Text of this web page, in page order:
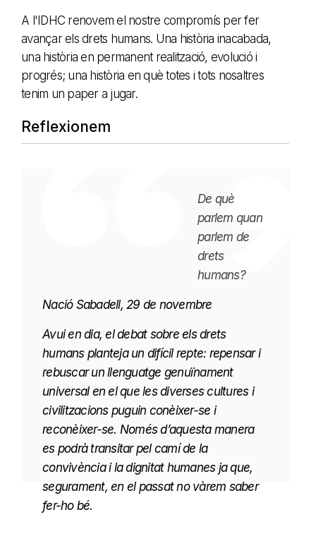
A l'IDHC renovem el nostre compromís per fer
avançar els drets humans. Una història inacabada,
una història en permanent realització, evolució i
progrés; una història en què totes i tots nosaltres
tenim un paper a jugar.
Reflexionem
De què
parlem quan
parlem de
drets
humans?
Nació Sabadell, 29 de novembre
Avui en dia, el debat sobre els drets
humans planteja un difícil repte: repensar i
rebuscar un llenguatge genuïnament
universal en el que les diverses cultures i
civilitzacions puguin conèixer-se i
reconèixer-se. Només d’aquesta manera
es podrà transitar pel camí de la
convivència i la dignitat humanes ja que,
segurament, en el passat no vàrem saber
fer-ho bé.